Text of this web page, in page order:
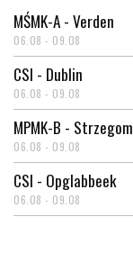
MŚMK-A - Verden
06.08 - 09.08
CSI - Dublin
06.08 - 09.08
MPMK-B - Strzegom
06.08 - 09.08
CSI - Opglabbeek
06.08 - 09.08